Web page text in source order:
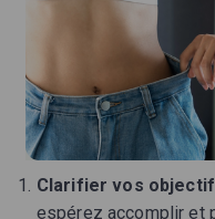
Clarifier vos
espérez accomplir et